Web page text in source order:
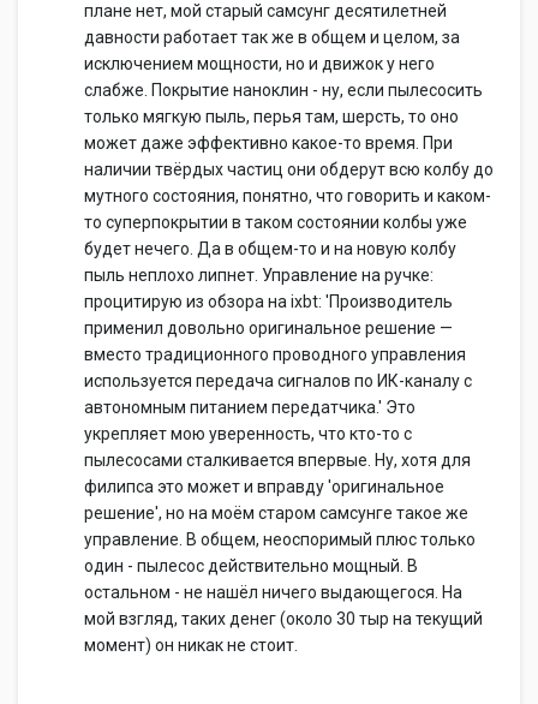
плане нет, мой старый самсунг десятилетней
давности работает так же в общем и целом, за
исключением мощности, но и движок у него
слабже. Покрытие наноклин - ну, если пылесосить
только мягкую пыль, перья там, шерсть, то оно
может даже эффективно какое-то время. При
наличии твёрдых частиц они обдерут всю колбу до
мутного состояния, понятно, что говорить и каком-
то суперпокрытии в таком состоянии колбы уже
будет нечего. Да в общем-то и на новую колбу
пыль неплохо липнет. Управление на ручке:
процитирую из обзора на ixbt: 'Производитель
применил довольно оригинальное решение —
вместо традиционного проводного управления
используется передача сигналов по ИК-каналу с
автономным питанием передатчика.' Это
укрепляет мою уверенность, что кто-то с
пылесосами сталкивается впервые. Ну, хотя для
филипса это может и вправду 'оригинальное
решение', но на моём старом самсунге такое же
управление. В общем, неоспоримый плюс только
один - пылесос действительно мощный. В
остальном - не нашёл ничего выдающегося. На
мой взгляд, таких денег (около 30 тыр на текущий
момент) он никак не стоит.